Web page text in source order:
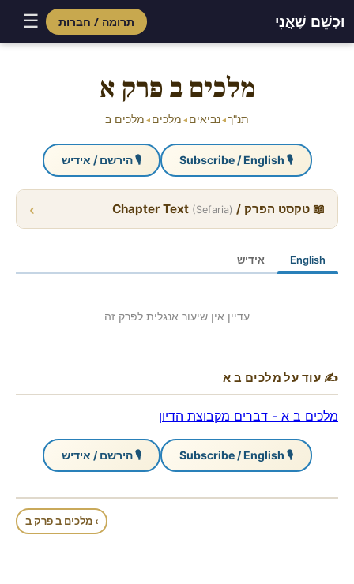
וּכְשֵׁם שֶׁאֲנִי תרומה / חברות ☰
מלכים ב פרק א
תנ"ך◂נביאים ◂ מלכים ◂ מלכים ב
🎙 Subscribe / English 🎙 הירשם / אידיש
📖 טקסט הפרק / Chapter Text (Sefaria)
›
English אידיש
עדיין אין שיעור אנגלית לפרק זה
✍ עוד על מלכים ב א
מלכים ב א - דברים מקבוצת הדיון
🎙 Subscribe / English 🎙 הירשם / אידיש
› מלכים ב פרק ב